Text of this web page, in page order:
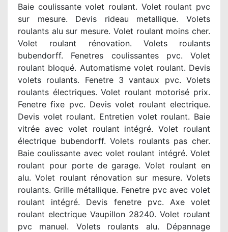
Baie coulissante volet roulant. Volet roulant pvc
sur mesure. Devis rideau metallique. Volets
roulants alu sur mesure. Volet roulant moins cher.
Volet roulant rénovation. Volets roulants
bubendorff. Fenetres coulissantes pvc. Volet
roulant bloqué. Automatisme volet roulant. Devis
volets roulants. Fenetre 3 vantaux pvc. Volets
roulants électriques. Volet roulant motorisé prix.
Fenetre fixe pvc. Devis volet roulant electrique.
Devis volet roulant. Entretien volet roulant. Baie
vitrée avec volet roulant intégré. Volet roulant
électrique bubendorff. Volets roulants pas cher.
Baie coulissante avec volet roulant intégré. Volet
roulant pour porte de garage. Volet roulant en
alu. Volet roulant rénovation sur mesure. Volets
roulants. Grille métallique. Fenetre pvc avec volet
roulant intégré. Devis fenetre pvc. Axe volet
roulant electrique Vaupillon 28240. Volet roulant
pvc manuel. Volets roulants alu. Dépannage